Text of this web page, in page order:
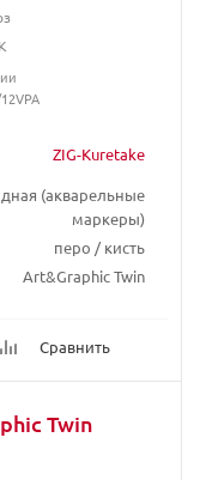
ZIG-Kuretake
(акварельные
маркеры)
перо / кисть
Art&Graphic Twin
Сравнить
Twin